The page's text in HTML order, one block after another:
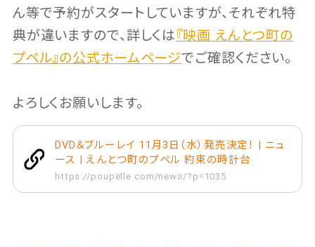
ん等で予約がスタートしていますが、それぞれ特
典が違いますので、詳しくは『映画 えんとつ町の
プペル』の公式ホームページでご確認ください。
よろしくお願いします。
DVD＆ブルーレイ 11月3日（水）発売決定！ | ニュ
ース | えんとつ町のプペル 約束の時計台
https://poupelle.com/news/?p=1035